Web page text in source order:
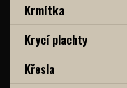
Krmítka
Krycí plachty
Křesla